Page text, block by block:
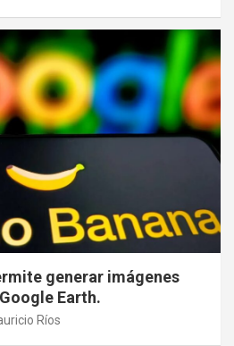
generar imágenes
Earth.
Ríos